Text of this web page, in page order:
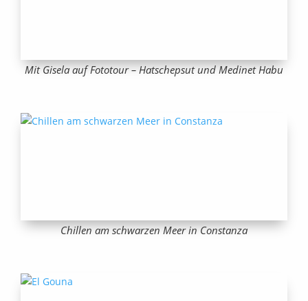
Mit Gisela auf Fototour – Hatschepsut und Medinet Habu
Chillen am schwarzen Meer in Constanza